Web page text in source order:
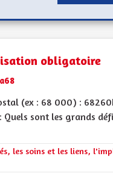
citoyenne
obligatoire
(ex : 68 000) :
sont les grands
de la catégorie : Les
les soins et les liens,